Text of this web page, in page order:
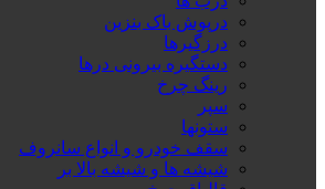
درپوش باک بنزین
درزگیرها
دستگیره بیرونی درها
رینگ چرخ
سپر
ستونها
سقف خودرو و انواع سانروف
شیشه ها و شیشه بالا بر